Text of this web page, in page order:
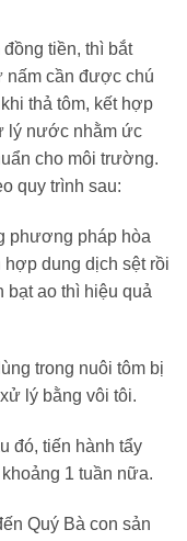
tiền, thì bắt
nấm cần được chú
thả tôm, kết hợp
lý nước nhằm ức
cho môi trường.
quy trình sau:
phương pháp hòa
dung dịch sệt rồi
bạt ao thì hiệu quả
trong nuôi tôm bị
lý bằng vôi tôi.
đó, tiến hành tẩy
1 tuần nữa.
Quý Bà con sản